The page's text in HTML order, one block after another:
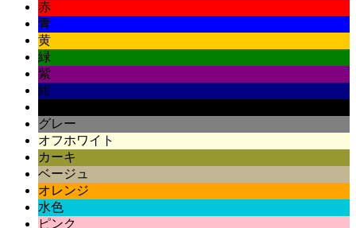
赤
青
黄
緑
紫
紺
グレー
オフホワイト
カーキ
ベージュ
オレンジ
水色
ピンク